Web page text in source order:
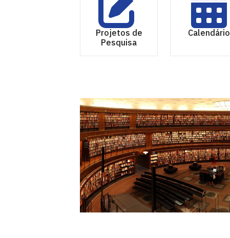
Projetos de
Pesquisa
Calendário